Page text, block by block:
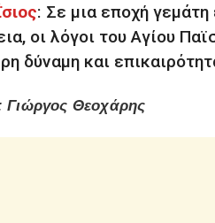
: Σε μια εποχή
οι λόγοι του Αγίου
δύναμη και
Γιώργος Θεοχάρης